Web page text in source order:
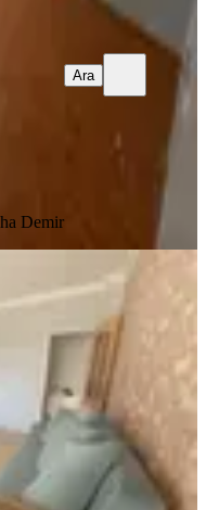
Demir
Ara
Sokakta Giriş
Daire
(Zemin) · 15.07.2026